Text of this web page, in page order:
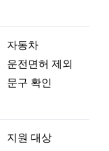
자동차
운전면허 제외
문구 확인
지원 대상